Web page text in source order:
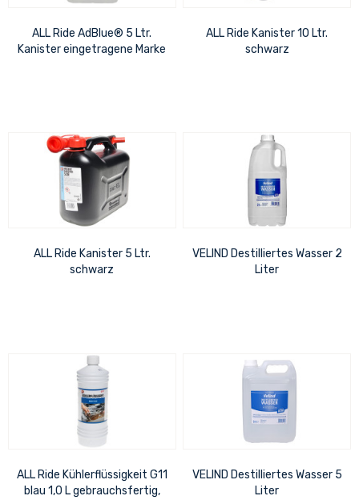
ALL Ride AdBlue® 5 Ltr.
Kanister eingetragene Marke
ALL Ride Kanister 10 Ltr.
schwarz
ALL Ride Kanister 5 Ltr.
schwarz
VELIND Destilliertes Wasser 2
Liter
ALL Ride Kühlerflüssigkeit G11
blau 1,0 L gebrauchsfertig,
VELIND Destilliertes Wasser 5
Liter